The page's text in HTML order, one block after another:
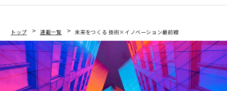
トップ 連載一覧 未来をつくる 技術×イノベーション最前線